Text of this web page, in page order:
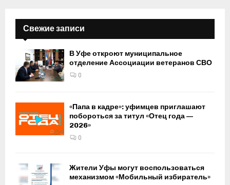
Свежие записи
В Уфе откроют муниципальное
отделение Ассоциации ветеранов СВО
0
«Папа в кадре»: уфимцев приглашают
побороться за титул «Отец года —
2026»
0
Жители Уфы могут воспользоваться
механизмом «Мобильный избиратель»